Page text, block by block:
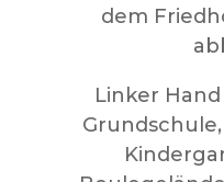
dem
Linker